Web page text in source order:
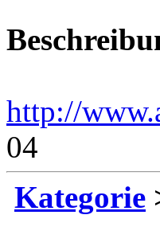
http://
04
Kategorie